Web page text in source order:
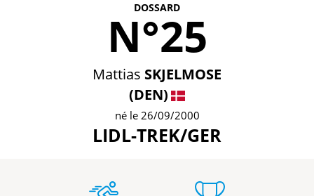
DOSSARD
N°25
Mattias SKJELMOSE
(DEN)
né le 26/09/2000
LIDL-TREK/GER